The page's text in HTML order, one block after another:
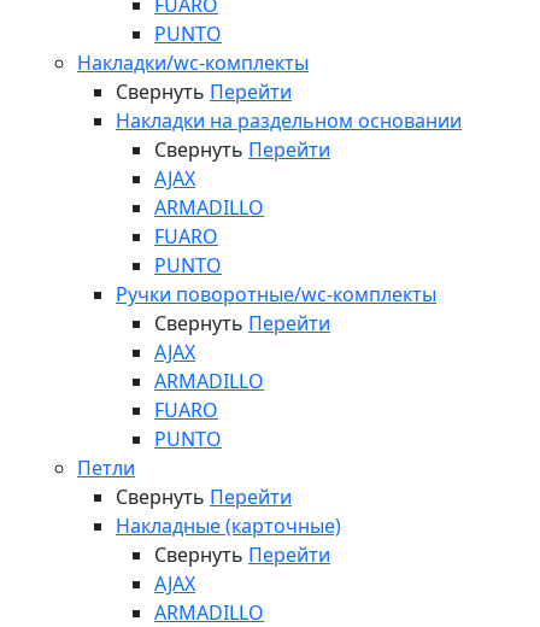
PUNTO
Накладки/wc-комплекты
Свернуть Перейти
Накладки на раздельном основании
Свернуть Перейти
AJAX
ARMADILLO
FUARO
PUNTO
Ручки поворотные/wc-комплекты
Свернуть Перейти
AJAX
ARMADILLO
FUARO
PUNTO
Петли
Свернуть Перейти
Накладные (карточные)
Свернуть Перейти
AJAX
ARMADILLO